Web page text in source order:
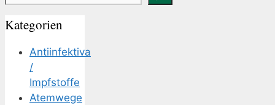
Kategorien
Antiinfektiva
/
Impfstoffe
Atemwege